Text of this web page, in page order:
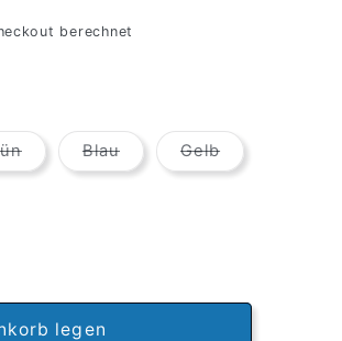
berechnet
Variante
ausverkauft
oder
BlauVariante
ausverkauft
oder
GelbVariante
ausverkauft
oder
legen